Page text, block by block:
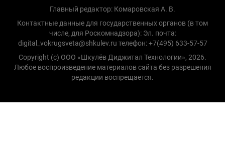
Главный редактор: Комаровская А. В.
Контактные данные для государственных органов (в том
числе, для Роскомнадзора): Эл. почта:
digital_vokrugsveta@shkulev.ru телефон: +7(495) 633-57-57
Copyright (с) ООО «Шкулёв Диджитал Технологии», 2026.
Любое воспроизведение материалов сайта без разрешения
редакции воспрещается.